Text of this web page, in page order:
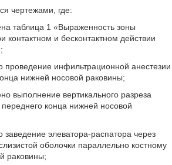
чертежами, где:
таблица 1 «Выраженность зоны
контактном и бесконтактном действии
проведение инфильтрационной анестезии
нижней носовой раковины;
выполнение вертикального разреза
конца нижней носовой
элеватора-распатора через
оболочки параллельно костному
раковины;